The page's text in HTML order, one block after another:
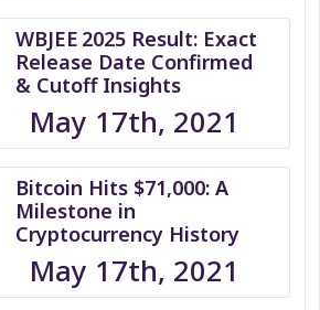
WBJEE 2025 Result: Exact
Release Date Confirmed
& Cutoff Insights
May 17th, 2021
Bitcoin Hits $71,000: A
Milestone in
Cryptocurrency History
May 17th, 2021